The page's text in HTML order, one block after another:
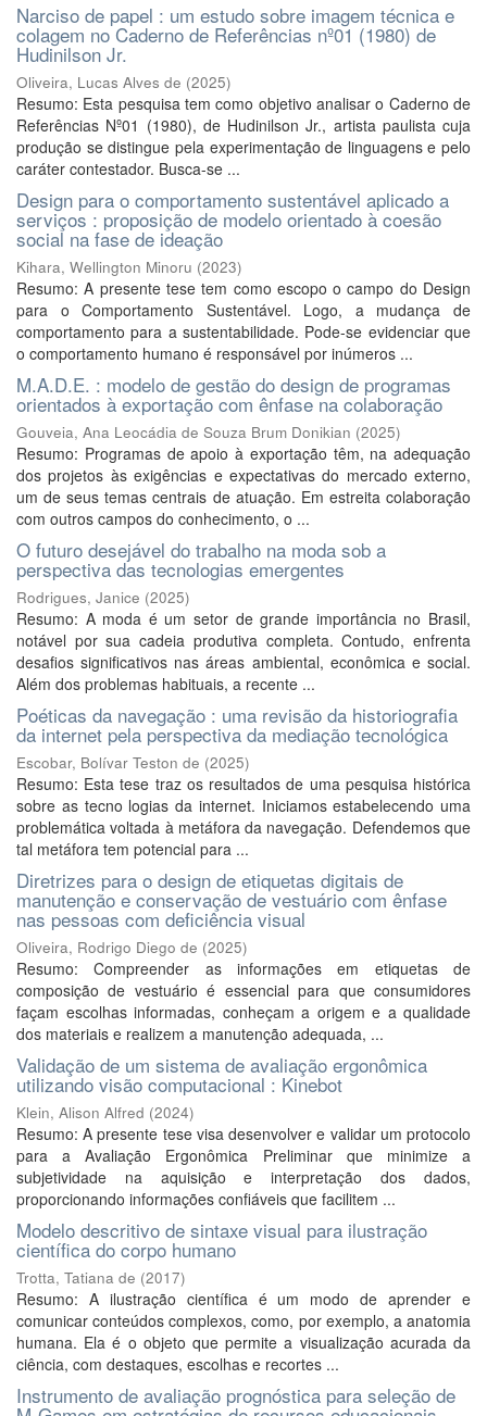
Narciso de papel : um estudo sobre imagem técnica e
colagem no Caderno de Referências nº01 (1980) de
Hudinilson Jr.
Oliveira, Lucas Alves de (2025)
Resumo: Esta pesquisa tem como objetivo analisar o Caderno de
Referências Nº01 (1980), de Hudinilson Jr., artista paulista cuja
produção se distingue pela experimentação de linguagens e pelo
caráter contestador. Busca-se ...
Design para o comportamento sustentável aplicado a
serviços : proposição de modelo orientado à coesão
social na fase de ideação
Kihara, Wellington Minoru (2023)
Resumo: A presente tese tem como escopo o campo do Design
para o Comportamento Sustentável. Logo, a mudança de
comportamento para a sustentabilidade. Pode-se evidenciar que
o comportamento humano é responsável por inúmeros ...
M.A.D.E. : modelo de gestão do design de programas
orientados à exportação com ênfase na colaboração
Gouveia, Ana Leocádia de Souza Brum Donikian (2025)
Resumo: Programas de apoio à exportação têm, na adequação
dos projetos às exigências e expectativas do mercado externo,
um de seus temas centrais de atuação. Em estreita colaboração
com outros campos do conhecimento, o ...
O futuro desejável do trabalho na moda sob a
perspectiva das tecnologias emergentes
Rodrigues, Janice (2025)
Resumo: A moda é um setor de grande importância no Brasil,
notável por sua cadeia produtiva completa. Contudo, enfrenta
desafios significativos nas áreas ambiental, econômica e social.
Além dos problemas habituais, a recente ...
Poéticas da navegação : uma revisão da historiografia
da internet pela perspectiva da mediação tecnológica
Escobar, Bolívar Teston de (2025)
Resumo: Esta tese traz os resultados de uma pesquisa histórica
sobre as tecno logias da internet. Iniciamos estabelecendo uma
problemática voltada à metáfora da navegação. Defendemos que
tal metáfora tem potencial para ...
Diretrizes para o design de etiquetas digitais de
manutenção e conservação de vestuário com ênfase
nas pessoas com deficiência visual
Oliveira, Rodrigo Diego de (2025)
Resumo: Compreender as informações em etiquetas de
composição de vestuário é essencial para que consumidores
façam escolhas informadas, conheçam a origem e a qualidade
dos materiais e realizem a manutenção adequada, ...
Validação de um sistema de avaliação ergonômica
utilizando visão computacional : Kinebot
Klein, Alison Alfred (2024)
Resumo: A presente tese visa desenvolver e validar um protocolo
para a Avaliação Ergonômica Preliminar que minimize a
subjetividade na aquisição e interpretação dos dados,
proporcionando informações confiáveis que facilitem ...
Modelo descritivo de sintaxe visual para ilustração
científica do corpo humano
Trotta, Tatiana de (2017)
Resumo: A ilustração científica é um modo de aprender e
comunicar conteúdos complexos, como, por exemplo, a anatomia
humana. Ela é o objeto que permite a visualização acurada da
ciência, com destaques, escolhas e recortes ...
Instrumento de avaliação prognóstica para seleção de